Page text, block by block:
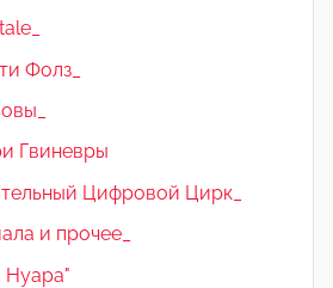
Фолз_
Гвиневры
Цифровой Цирк_
и прочее_
Нуара"